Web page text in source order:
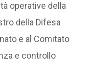
operative della
della Difesa
e al Comitato
e controllo